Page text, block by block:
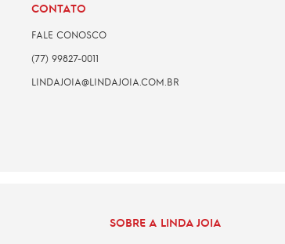
CONTATO
FALE CONOSCO
(77) 99827-0011
LINDAJOIA@LINDAJOIA.COM.BR
SOBRE A LINDA JOIA